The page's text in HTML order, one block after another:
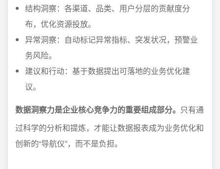
结构洞察：各渠道、品类、用户分层的贡献度分
布，优化资源投放。
异常洞察：自动标记异常指标、突发状况，预警业
务风险。
建议和行动：基于数据提出可落地的业务优化建
议。
数据洞察力是企业核心竞争力的重要组成部分。 只有通
过科学的分析和提炼，才能让数据报表成为业务优化和
创新的“导航仪”，而不是负担。